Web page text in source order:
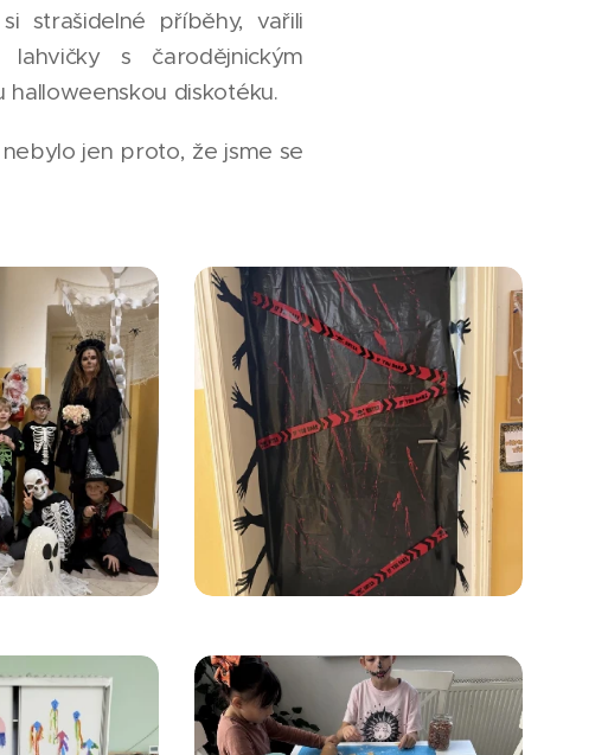
strašidelné příběhy, vařili
s čarodějnickým
halloweenskou diskotéku.
jen proto, že jsme se